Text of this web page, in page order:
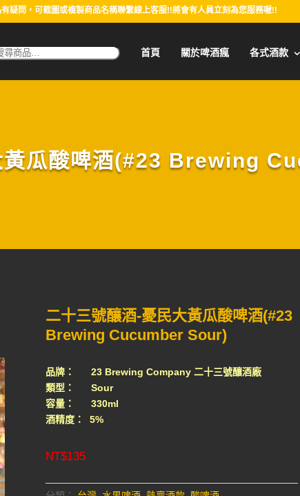
疑問，可截圖或複製商品名稱聯繫線上客服!!將會有人員立刻為您服務喔!!
搜
尋：
首頁 關於啤酒瘋 各式酒款
黃瓜酸啤酒(#23 Brewing
二十三號釀酒-憂民大黃瓜酸啤酒(#23
Brewing Cucumber Sour)
品牌： 23 Brewing Company 二十三號釀酒廠
類型： Sour
容量： 330ml
酒精度： 5%
NT$135